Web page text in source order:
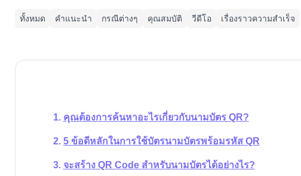
ทั้งหมด คำแนะนำ กรณีต่างๆ คุณสมบัติ วีดีโอ เรื่องราวความสำเร็จ
คุณต้องการค้นหาอะไรเกี่ยวกับนามบัตร QR?
5 ข้อดีหลักในการใช้บัตรนามบัตรพร้อมรหัส QR
จะสร้าง QR Code สำหรับนามบัตรได้อย่างไร?